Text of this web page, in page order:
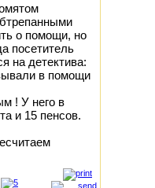
о помощи, но
посетитель
на детектива:
в помощи
! У него в
и 15 пенсов.